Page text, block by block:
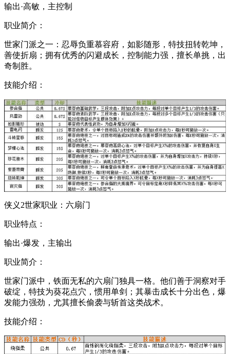
输出·高敏，主控制
职业简介：
世家门派之一：忍辱负重慕容府，如影随形，特技扭转乾坤，
善使折扇；拥有优秀的闪避成长，控制能力强，擅长单挑，出
奇制胜。
技能介绍：
侠义2世家职业：六扇门
职业特点：
输出·爆发，主输出
职业简介：
世家门派中，铁面无私的六扇门独具一格。他们善于洞察对手
破绽，特技为葵花点穴，惯用单剑；其暴击成长十分出色，爆
发能力强劲，尤其擅长偷袭与斩首这类战术。
技能介绍：